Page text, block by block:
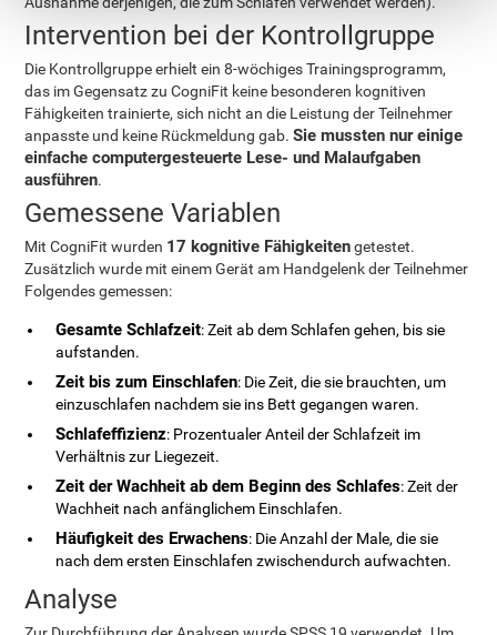
Intervention bei der Kontrollgruppe
Die Kontrollgruppe erhielt ein 8-wöchiges Trainingsprogramm,
das im Gegensatz zu CogniFit keine besonderen kognitiven
Fähigkeiten trainierte, sich nicht an die Leistung der Teilnehmer
anpasste und keine Rückmeldung gab.Sie mussten nur einige
einfache computergesteuerte Lese- und Malaufgaben
ausführen.
Gemessene Variablen
Mit CogniFit wurden 17 kognitive Fähigkeitengetestet.
Zusätzlich wurde mit einem Gerät am Handgelenk der Teilnehmer
Folgendes gemessen:
Gesamte Schlafzeit: Zeit ab dem Schlafen gehen, bis sie
aufstanden.
Zeit bis zum Einschlafen: Die Zeit, die sie brauchten, um
einzuschlafen nachdem sie ins Bett gegangen waren.
Schlafeffizienz: Prozentualer Anteil der Schlafzeit im
Verhältnis zur Liegezeit.
Zeit der Wachheit ab dem Beginn des Schlafes: Zeit der
Wachheit nach anfänglichem Einschlafen.
Häufigkeit des Erwachens: Die Anzahl der Male, die sie
nach dem ersten Einschlafen zwischendurch aufwachten.
Analyse